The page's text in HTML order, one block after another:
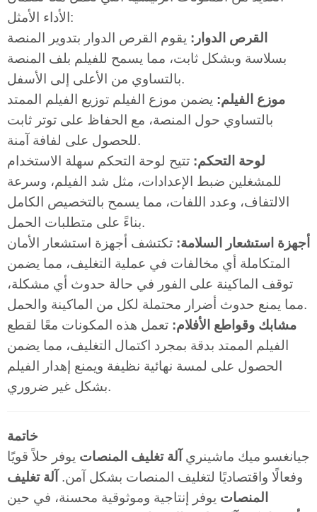
الأداء الأمثل:
القرص الدوار: يقوم القرص الدوار بتدوير المنصة
بسلاسة وبشكل ثابت، مما يسمح للفيلم بلف المنصة
بالتساوي من الأعلى إلى الأسفل.
موزع الفيلم: يضمن موزع الفيلم توزيع الفيلم الممتد
بالتساوي حول المنصة، مع الحفاظ على توتر ثابت
للحصول على لفافة آمنة.
لوحة التحكم: تتيح لوحة التحكم سهلة الاستخدام
للمشغلين ضبط الإعدادات، مثل شد الفيلم، وسرعة
الالتفاف، وعدد اللفات، مما يسمح بالتخصيص الكامل
بناءً على متطلبات الحمل.
أجهزة استشعار السلامة: تكتشف أجهزة استشعار الأمان
المتكاملة أي مخالفات في عملية التغليف، مما يضمن
توقف الماكينة على الفور في حالة حدوث أي مشكلة،
مما يمنع حدوث أضرار محتملة لكل من الماكينة والحمل.
مشابك وقواطع الأفلام: تعمل هذه المكونات معًا لقطع
الفيلم الممتد بدقة بمجرد اكتمال التغليف، مما يضمن
الحصول على لمسة نهائية نظيفة ويمنع إهدار الفيلم
بشكل غير ضروري.
خاتمة
جيانغسو ميك ماشينري آلة تغليف المنصات يوفر حلاً قويًا
وفعالًا واقتصاديًا لتغليف المنصات بشكل آمن. آلة تغليف
المنصات يوفر إنتاجية وموثوقية محسنة، في حين